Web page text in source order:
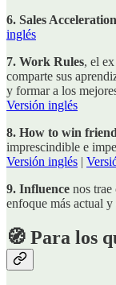
6. Sales
inglés
7. Work Rules, el
comparte sus
y formar a los
Versión inglés
8. How to win
imprescindible e
Versión inglés |
9. Influence nos trae
enfoque más actual
🧭 Para los